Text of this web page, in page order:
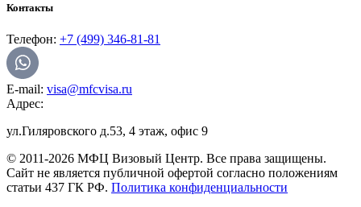
Контакты
Телефон: +7 (499) 346-81-81
E-mail: visa@mfcvisa.ru
Адрес:
ул.Гиляровского д.53, 4 этаж, офис 9
© 2011-2026 МФЦ Визовый Центр. Все права защищены.
Сайт не является публичной офертой согласно положениям
статьи 437 ГК РФ. Политика конфиденциальности